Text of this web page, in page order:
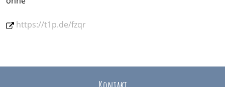
https://t1p.de/fzqr